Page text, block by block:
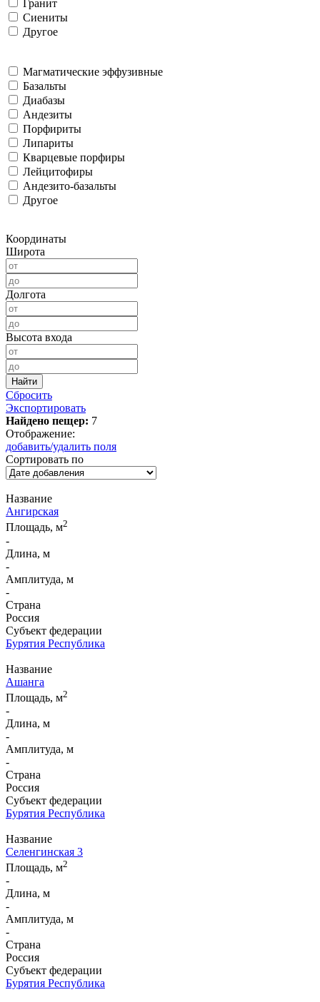
Гранит
Сиениты
Другое
Магматические эффузивные
Базальты
Диабазы
Андезиты
Порфириты
Липариты
Кварцевые порфиры
Лейцитофиры
Андезито-базальты
Другое
Координаты
Широта
Долгота
Высота входа
Сбросить
Экспортировать
Найдено пещер: 7
Отображение:
добавить/удалить поля
Сортировать по
Название
Ангирская
Площадь, м2
-
Длина, м
-
Амплитуда, м
-
Страна
Россия
Субъект федерации
Бурятия Республика
Название
Ашанга
Площадь, м2
-
Длина, м
-
Амплитуда, м
-
Страна
Россия
Субъект федерации
Бурятия Республика
Название
Селенгинская 3
Площадь, м2
-
Длина, м
-
Амплитуда, м
-
Страна
Россия
Субъект федерации
Бурятия Республика